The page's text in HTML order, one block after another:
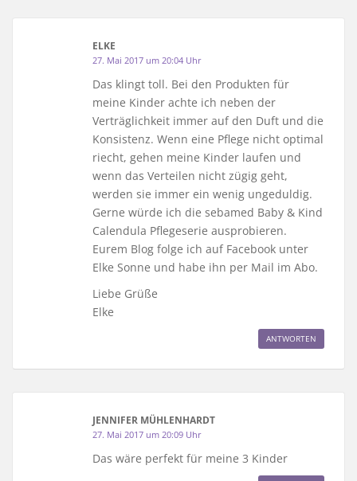
ELKE
27. Mai 2017 um 20:04 Uhr
Das klingt toll. Bei den Produkten für
meine Kinder achte ich neben der
Verträglichkeit immer auf den Duft und die
Konsistenz. Wenn eine Pflege nicht optimal
riecht, gehen meine Kinder laufen und
wenn das Verteilen nicht zügig geht,
werden sie immer ein wenig ungeduldig.
Gerne würde ich die sebamed Baby & Kind
Calendula Pflegeserie ausprobieren.
Eurem Blog folge ich auf Facebook unter
Elke Sonne und habe ihn per Mail im Abo.
Liebe Grüße
Elke
ANTWORTEN
JENNIFER MÜHLENHARDT
27. Mai 2017 um 20:09 Uhr
Das wäre perfekt für meine 3 Kinder